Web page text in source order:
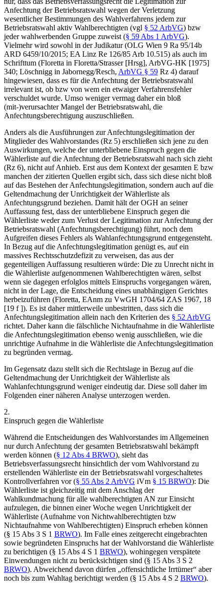
Anfechtung der Betriebsratswahl wegen der Verletzung
wesentlicher Bestimmungen des Wahlverfahrens jedem zur
Betriebsratswahl aktiv Wahlberechtigten (vgl § 52 ArbVG) bzw
jeder wahlwerbenden Gruppe zuweist (§ 59 Abs 1 ArbVG).
Vielmehr wird sowohl in der Judikatur (OLG Wien 9 Ra 95/14b
ARD 6459/10/2015; EA Linz Re 126/85 Arb 10.515) als auch im
Schrifttum (Floretta in Floretta/Strasser[Hrsg], ArbVG-HK [1975]
340; Löschnigg in Jabornegg/Resch, ArbVG § 59 Rz 4) darauf
hingewiesen, dass es für die Anfechtung der Betriebsratswahl
irrelevant ist, ob bzw von wem ein etwaiger Verfahrensfehler
verschuldet wurde. Umso weniger vermag daher ein bloß
(mit-)verursachter Mangel der Betriebsratswahl, die
Anfechtungsberechtigung auszuschließen.
Anders als die Ausführungen zur Anfechtungslegitimation der
Mitglieder des Wahlvorstandes (Rz 5) erschließen sich jene zu den
Auswirkungen, welche der unterbliebene Einspruch gegen die
Wählerliste auf die Anfechtung der Betriebsratswahl nach sich zieht
(Rz 6), nicht auf Anhieb. Erst aus dem Kontext der gesamten E bzw
manchen der zitierten Quellen ergibt sich, dass sich diese nicht bloß
auf das Bestehen der Anfechtungslegitimation, sondern auch auf die
Geltendmachung der Unrichtigkeit der Wählerliste als
Anfechtungsgrund beziehen. Damit hält der OGH an seiner
Auffassung fest, dass der unterbliebene Einspruch gegen die
Wählerliste weder zum Verlust der Legitimation zur Anfechtung der
Betriebsratswahl (Anfechtungsberechtigung) führt, noch dem
Aufgreifen dieses Fehlers als Wahlanfechtungsgrund entgegensteht.
In Bezug auf die Anfechtungslegitimation genügt es, auf ein
massives Rechtsschutzdefizit zu verweisen, das aus der
gegenteiligen Auffassung resultieren würde: Die zu Unrecht nicht in
die Wählerliste aufgenommenen Wahlberechtigten wären, selbst
wenn sie dagegen erfolglos mittels Einspruchs vorgegangen wären,
nicht in der Lage, die Entscheidung eines unabhängigen Gerichtes
herbeizuführen (Floretta, EAnm zu VwGH 1704/64 ZAS 1967, 18
[19 f ]). Es ist daher mittlerweile unbestritten, dass sich die
Anfechtungslegitimation allein nach den Kriterien des § 52 ArbVG
richtet. Daher kann die fälschliche Nichtaufnahme in die Wählerliste
die Anfechtungslegitimation ebenso wenig ausschließen, wie die
unrichtige Aufnahme in die Wählerliste die Anfechtungslegitimation
zu begründen vermag.
Im Gegensatz dazu stellt sich die Rechtslage in Bezug auf die
Geltendmachung der Unrichtigkeit der Wählerliste als
Wahlanfechtungsgrund weniger eindeutig dar. Diese soll daher im
Folgenden einer näheren Analyse unterzogen werden.
2.
Einspruch gegen die Wählerliste
Während die Entscheidungen des Wahlvorstandes im Allgemeinen
nur durch Anfechtung der gesamten Betriebsratswahl bekämpft
werden können (§ 12 Abs 4 BRWO), sieht das
Betriebsverfassungsrecht hinsichtlich der vom Wahlvorstand zu
erstellenden Wählerliste ein der Betriebsratswahl vorgeschaltetes
Kontrollverfahren vor (§ 55 Abs 2 ArbVG iVm § 15 BRWO): Die
Wählerliste ist gleichzeitig mit dem Anschlag der
Wahlkundmachung für alle wahlberechtigten AN zur Einsicht
aufzulegen, die binnen einer Woche wegen Unrichtigkeit der
Wählerliste (Aufnahme von Nichtwahlberechtigten bzw
Nichtaufnahme von Wahlberechtigten) Einspruch erheben können
(§ 15 Abs 3 S 1 BRWO). Im Falle eines zeitgerecht eingebrachten
sowie begründeten Einspruchs hat der Wahlvorstand die Wählerliste
zu berichtigen (§ 15 Abs 4 S 1 BRWO), wohingegen verspätete
Einwendungen nicht zu berücksichtigen sind (§ 15 Abs 3 S 2
BRWO). Abweichend davon dürfen „offensichtliche Irrtümer“ aber
noch bis zum Wahltag berichtigt werden (§ 15 Abs 4 S 2 BRWO).